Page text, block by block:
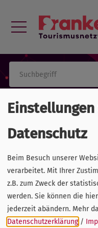
Das neue
»
Das Kompetenzzentrum
des Bundes hat die
der Corona-Pandemie
Präferenzen von
Einstellungen
Datenschutz
Beim Besuch unserer
verarbeitet. Mit Ihrer
z.B. zum Zweck der
werden. Sie können die
jederzeit abändern. Mehr
Datenschutzerklärung /